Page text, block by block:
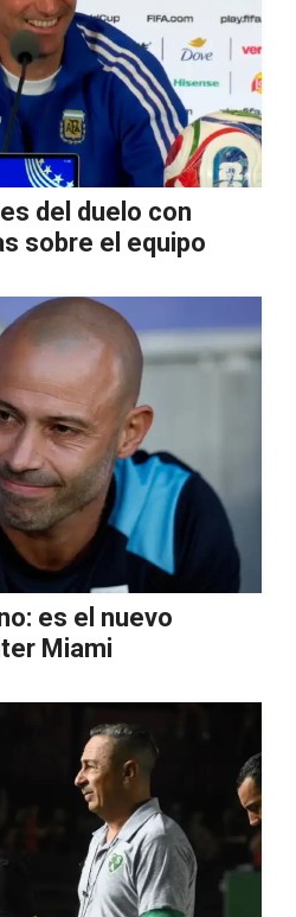
del duelo con
sobre el equipo
es el nuevo
Miami